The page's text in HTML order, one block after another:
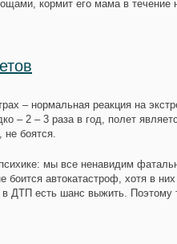
кормит его мама в течение
– нормальная реакция на
– 2 – 3 раза в год, полет
не боятся.
мы все ненавидим
боится автокатастроф, хотя в них
ДТП есть шанс выжить. Поэтому